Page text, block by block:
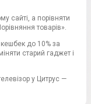
сайті, а порівняти
товарів».
до 10% за
старий гаджет і
у Цитрус —